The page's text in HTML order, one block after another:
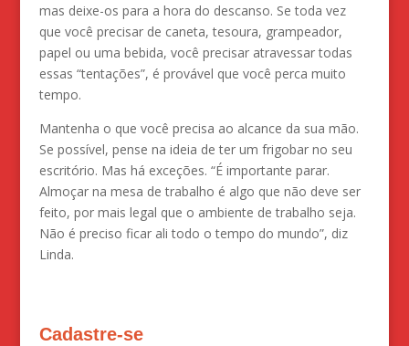
mas deixe-os para a hora do descanso. Se toda vez
que você precisar de caneta, tesoura, grampeador,
papel ou uma bebida, você precisar atravessar todas
essas “tentações”, é provável que você perca muito
tempo.
Mantenha o que você precisa ao alcance da sua mão.
Se possível, pense na ideia de ter um frigobar no seu
escritório. Mas há exceções. “É importante parar.
Almoçar na mesa de trabalho é algo que não deve ser
feito, por mais legal que o ambiente de trabalho seja.
Não é preciso ficar ali todo o tempo do mundo”, diz
Linda.
Cadastre-se